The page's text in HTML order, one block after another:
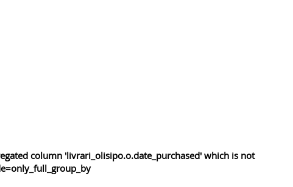
column 'livrari_olisipo.o.date_purchased' which is not